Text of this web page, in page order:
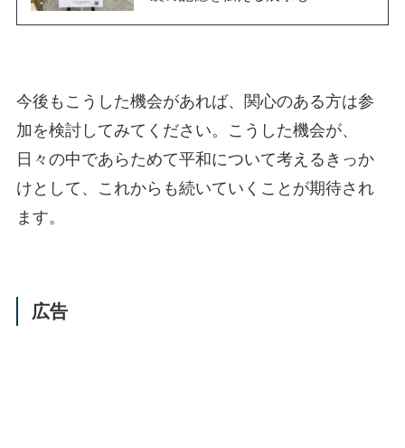
今後もこうした機会があれば、関心のある方は参
加を検討してみてください。こうした機会が、
日々の中であらためて平和について考えるきっか
けとして、これからも続いていくことが期待され
ます。
広告